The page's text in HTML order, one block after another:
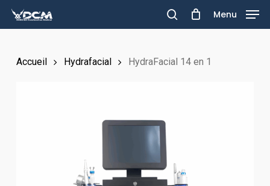
Skip
to
content
search
Menu
Accueil Hydrafacial HydraFacial 14 en 1